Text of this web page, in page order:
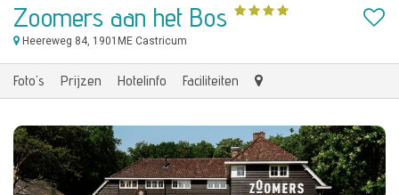
Zoomers aan het Bos
Heereweg 84, 1901ME Castricum
Foto's Prijzen Hotelinfo Faciliteiten